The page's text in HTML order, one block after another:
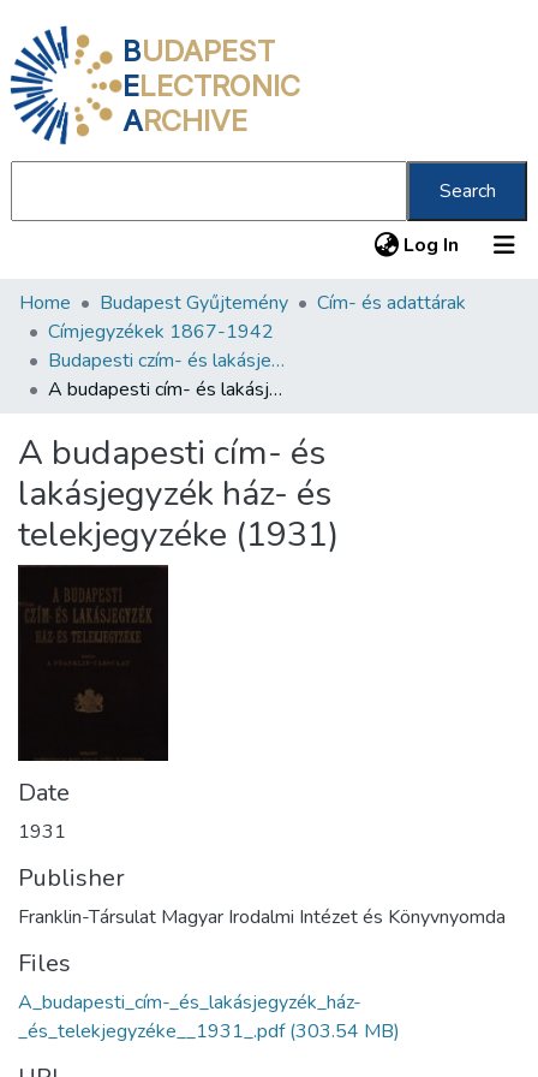
BUDAPEST
ELECTRONIC
ARCHIVE
Search
Log In (current)
Communities & Collections
All of DSpace
Statistics
About us
Home Budapest Gyűjtemény
Cím- és adattárak
Címjegyzékek 1867-1942
Budapesti czím- és lakásjegyzék ház- és telekjegyzéke 1931
A budapesti cím- és lakásjegyzék ház- és telekjegyzéke (1931)
A budapesti cím- és
lakásjegyzék ház- és
telekjegyzéke (1931)
Date
1931
Publisher
Franklin-Társulat Magyar Irodalmi Intézet és Könyvnyomda
Files
A_budapesti_cím-_és_lakásjegyzék_ház-
_és_telekjegyzéke__1931_.pdf(303.54 MB)